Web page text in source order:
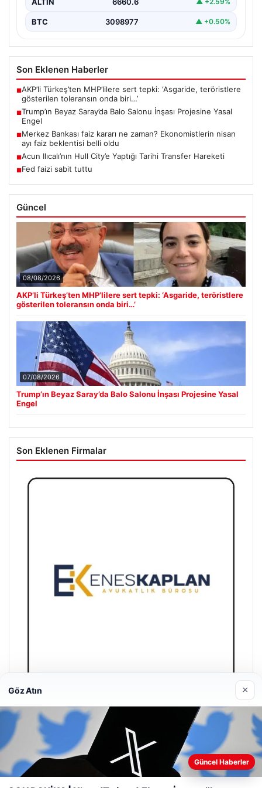
BTC 3098977 ▲ +0.50%
Son Eklenen Haberler
■AKP’li Türkeş’ten MHP’lilere sert tepki: ‘Asgaride, teröristlere
gösterilen toleransın onda biri…’
■Trump’ın Beyaz Saray’da Balo Salonu İnşası Projesine Yasal
Engel
■Merkez Bankası faiz kararı ne zaman? Ekonomistlerin nisan
ayı faiz beklentisi belli oldu
■Acun Ilıcalı’nın Hull City’e Yaptığı Tarihi Transfer Hareketi
■Fed faizi sabit tuttu
Güncel
08/08/2026
AKP’li Türkeş’ten MHP’lilere sert tepki: ‘Asgaride, teröristlere
gösterilen toleransın onda biri…’
07/08/2026
Trump’ın Beyaz Saray’da Balo Salonu İnşası Projesine Yasal
Engel
Son Eklenen Firmalar
Enes Kaplan Avukatlık Bürosu
28/04/2026
Web sitemizi nasıl kullandığınızı daha iyi anlayabilmek,
Göz Atın ×
Güncel Haberler